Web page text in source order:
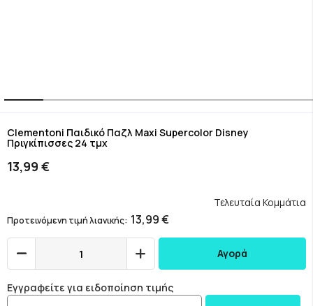
to
the
beginning
gallery
Clementoni Παιδικό Παζλ Maxi Supercolor Disney
Πριγκίπισσες 24 τμχ
13,99 €
Προτεινόμενη τιμή λιανικής 13,99 €
Τελευταία Κομμάτια
Αγορά
Εγγραφείτε για ειδοποίηση τιμής